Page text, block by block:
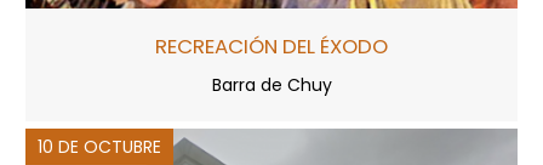
RECREACIÓN DEL ÉXODO
Barra de Chuy
10 DE OCTUBRE